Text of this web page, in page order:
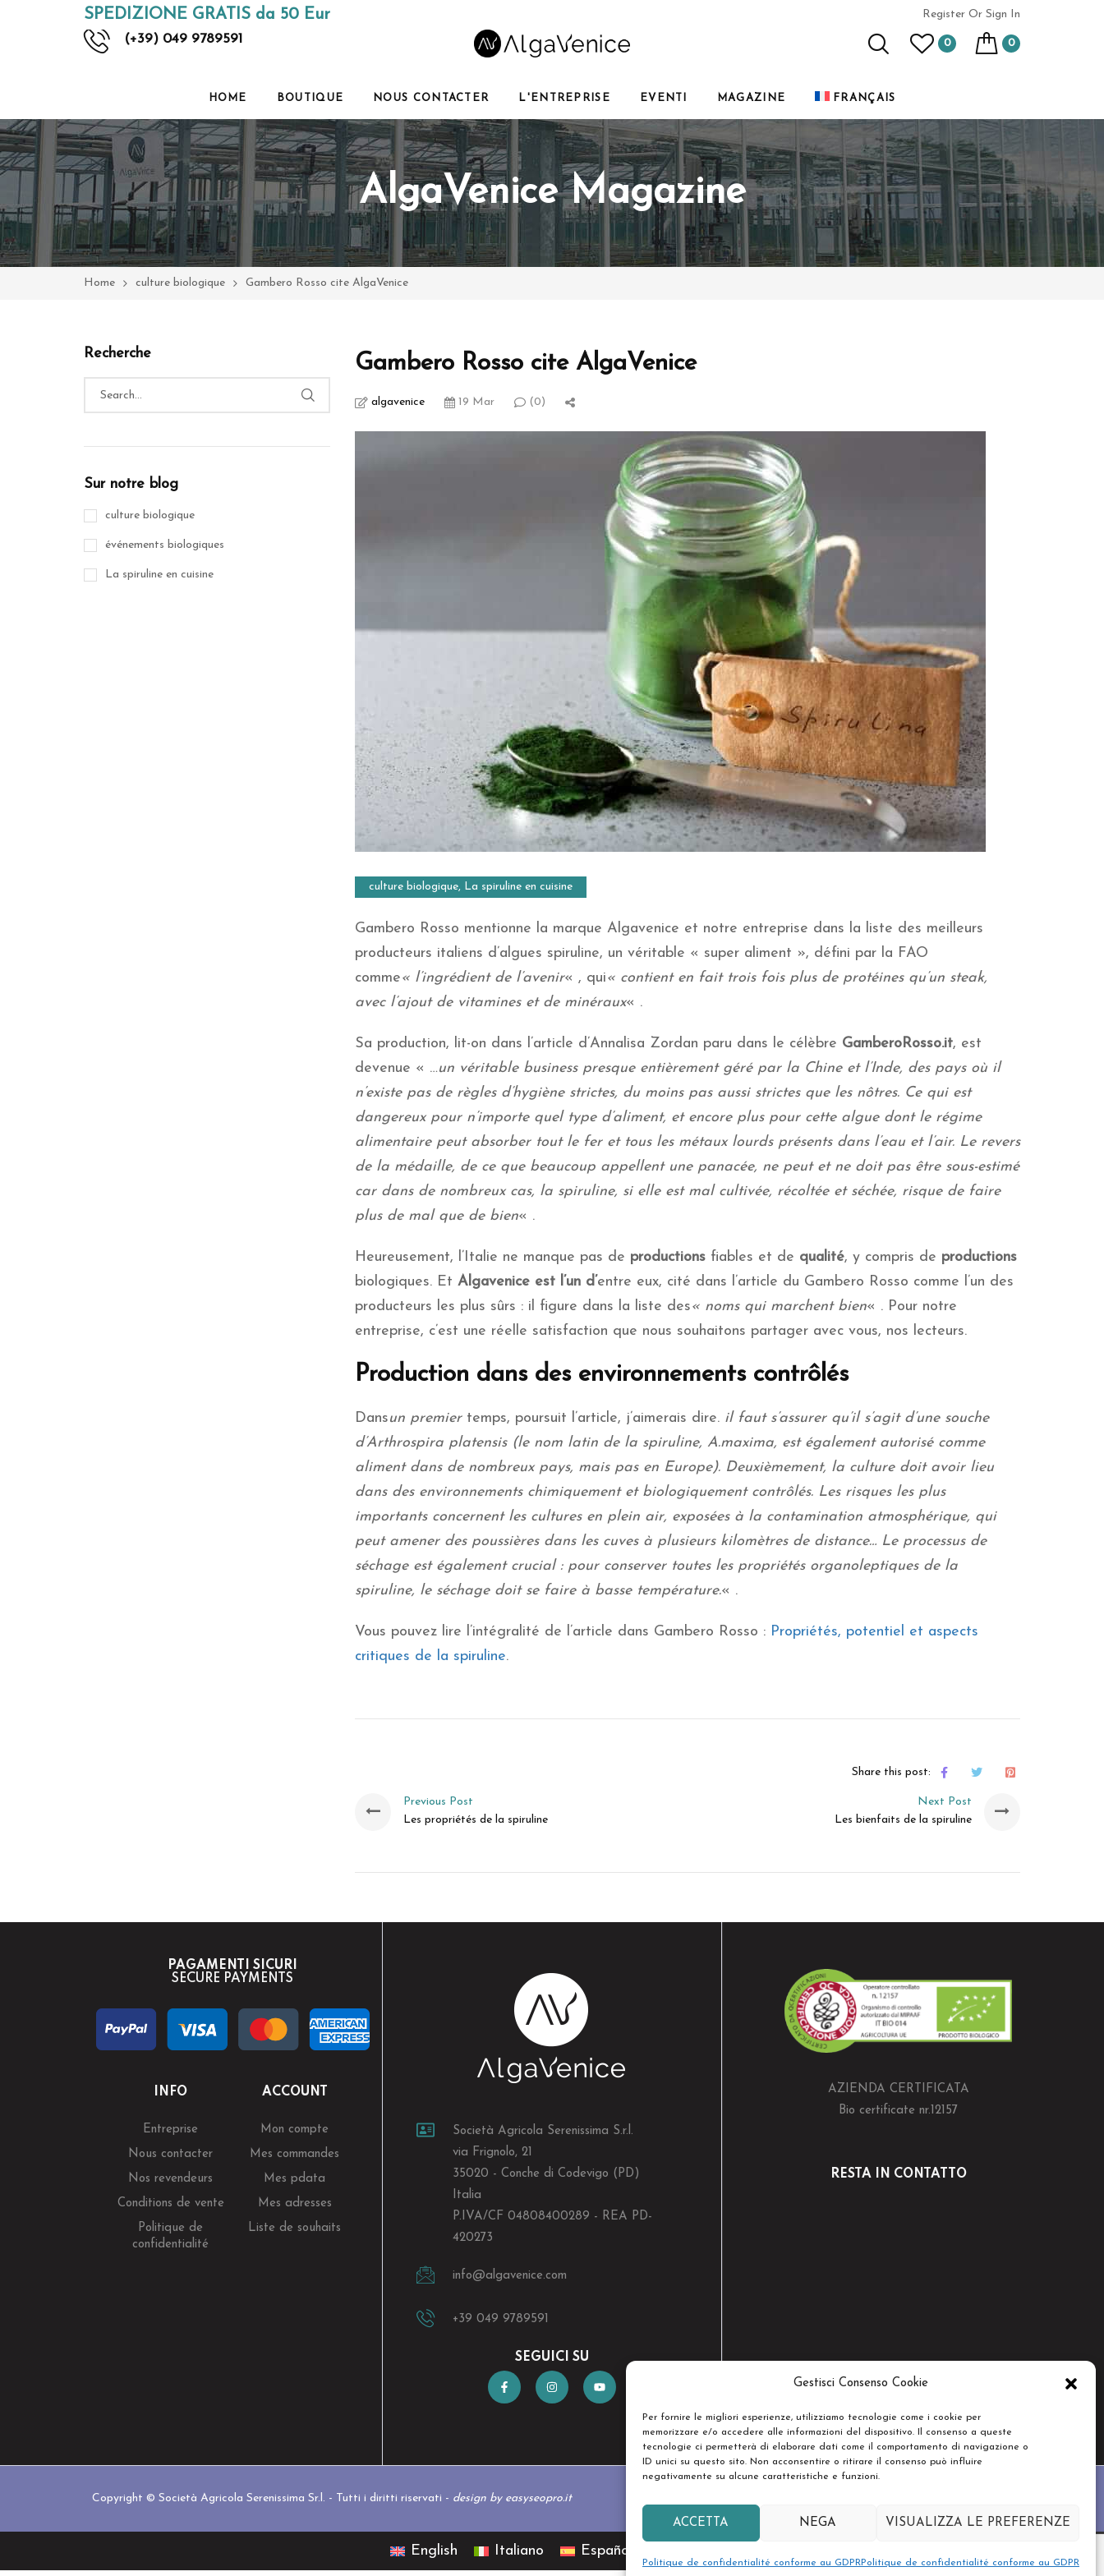
Gestisci Consenso Cookie
Per fornire le migliori esperienze, utilizziamo tecnologie come i cookie per
memorizzare e/o accedere alle informazioni del dispositivo. Il consenso a queste
tecnologie ci permetterà di elaborare dati come il comportamento di navigazione o
ID unici su questo sito. Non acconsentire o ritirare il consenso può influire
negativamente su alcune caratteristiche e funzioni.
ACCETTA NEGA VISUALIZZA LE PREFERENZE
Politique de confidentialité conforme au GDPRPolitique de confidentialité conforme au GDPR
SPEDIZIONE GRATIS da 50 Eur Register Or Sign In
(+39) 049 9789591 0 0
HOME BOUTIQUE NOUS CONTACTER L'ENTREPRISE EVENTI MAGAZINE FRANÇAIS
AlgaVenice Magazine
Home culture biologique Gambero Rosso cite AlgaVenice
Gambero Rosso cite AlgaVenice
algavenice 19 Mar (0)
culture biologique, La spiruline en cuisine
Gambero Rosso mentionne la marque Algavenice et notre entreprise dans la liste des meilleurs
producteurs italiens d’algues spiruline, un véritable « super aliment », défini par la FAO
comme« l’ingrédient de l’avenir« , qui« contient en fait trois fois plus de protéines qu’un steak,
avec l’ajout de vitamines et de minéraux« .
Sa production, lit-on dans l’article d’Annalisa Zordan paru dans le célèbre GamberoRosso.it, est
devenue « …un véritable business presque entièrement géré par la Chine et l’Inde, des pays où il
n’existe pas de règles d’hygiène strictes, du moins pas aussi strictes que les nôtres. Ce qui est
dangereux pour n’importe quel type d’aliment, et encore plus pour cette algue dont le régime
alimentaire peut absorber tout le fer et tous les métaux lourds présents dans l’eau et l’air. Le revers
de la médaille, de ce que beaucoup appellent une panacée, ne peut et ne doit pas être sous-estimé
car dans de nombreux cas, la spiruline, si elle est mal cultivée, récoltée et séchée, risque de faire
plus de mal que de bien« .
Heureusement, l’Italie ne manque pas de productions fiables et de qualité, y compris de productions
biologiques. Et Algavenice est l’un d’entre eux, cité dans l’article du Gambero Rosso comme l’un des
producteurs les plus sûrs : il figure dans la liste des« noms qui marchent bien« . Pour notre
entreprise, c’est une réelle satisfaction que nous souhaitons partager avec vous, nos lecteurs.
Production dans des environnements contrôlés
Dansun premier temps, poursuit l’article, j’aimerais dire. il faut s’assurer qu’il s’agit d’une souche
d’Arthrospira platensis (le nom latin de la spiruline, A.maxima, est également autorisé comme
aliment dans de nombreux pays, mais pas en Europe). Deuxièmement, la culture doit avoir lieu
dans des environnements chimiquement et biologiquement contrôlés. Les risques les plus
importants concernent les cultures en plein air, exposées à la contamination atmosphérique, qui
peut amener des poussières dans les cuves à plusieurs kilomètres de distance… Le processus de
séchage est également crucial : pour conserver toutes les propriétés organoleptiques de la
spiruline, le séchage doit se faire à basse température.« .
Vous pouvez lire l’intégralité de l’article dans Gambero Rosso : Propriétés, potentiel et aspects
critiques de la spiruline.
Share this post:
Previous Post
Les propriétés de la spiruline
Next Post
Les bienfaits de la spiruline
Recherche
Sur notre blog
culture biologique
événements biologiques
La spiruline en cuisine
PAGAMENTI SICURI
SECURE PAYMENTS
INFO
Entreprise
Nous contacter
Nos revendeurs
Conditions de vente
Politique de
confidentialité
ACCOUNT
Mon compte
Mes commandes
Mes pdata
Mes adresses
Liste de souhaits
Società Agricola Serenissima S.r.l.
via Frignolo, 21
35020 - Conche di Codevigo (PD)
Italia
P.IVA/CF 04808400289 - REA PD-
420273
info@algavenice.com
+39 049 9789591
SEGUICI SU
AZIENDA CERTIFICATA
Bio certificate nr.12157
RESTA IN CONTATTO
Copyright © Società Agricola Serenissima Sr.l. - Tutti i diritti riservati - design by easyseopro.it
English Italiano Español